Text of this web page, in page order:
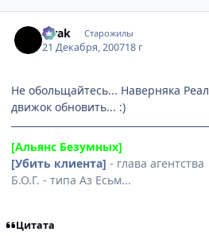
Mrak Старожилы
21 Декабря, 200718 г
Не обольщайтесь... Наверняка
движок обновить... :)
[Альянс Безумных]
[Убить клиента] - глава агентства
Б.О.Г. - типа Аз Есьм...
Цитата